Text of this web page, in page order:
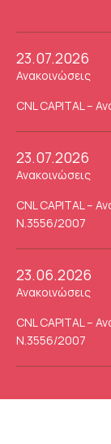
23.07.2026
Ανακοινώσεις
CNL CAPITAL –
23.07.2026
Ανακοινώσεις
CNL CAPITAL –
Ν.3556/2007
23.06.2026
Ανακοινώσεις
CNL CAPITAL –
Ν.3556/2007